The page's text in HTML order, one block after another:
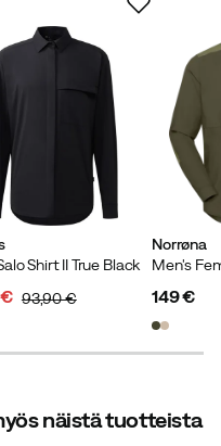
sisältävät vähintään
Shirt II True Black
93,90 €
Norrøna
price
149 €
näistä tuotteista